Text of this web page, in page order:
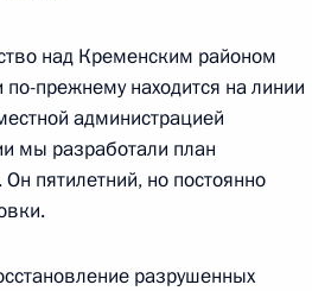
над Кременским районом
прежнему находится на линии
администрацией
мы разработали план
пятилетний, но постоянно
разрушенных